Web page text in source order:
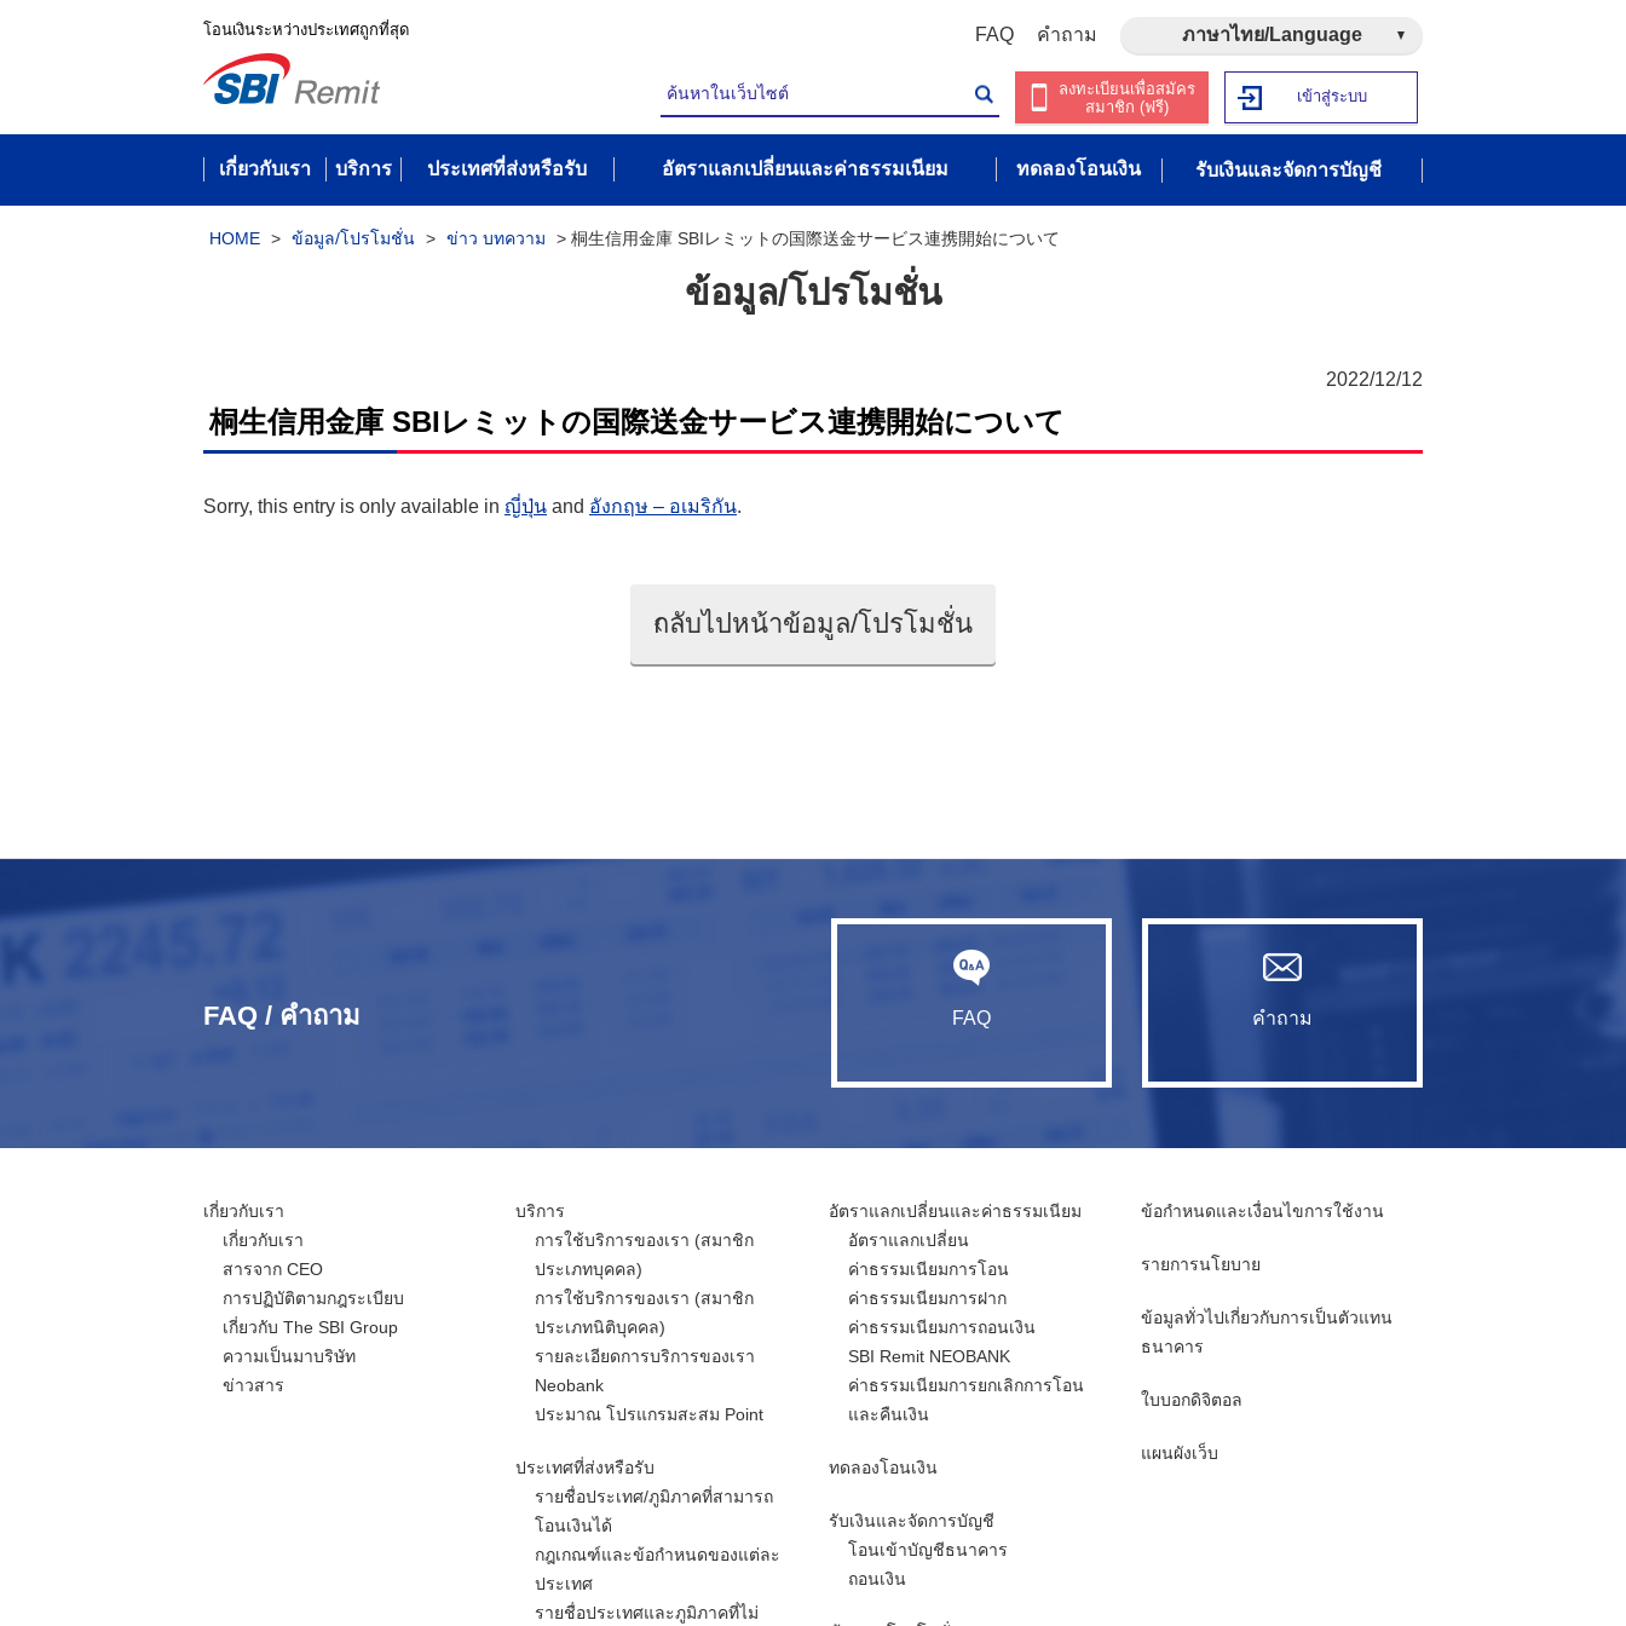
โอนเงินระหว่างประเทศถูกที่สุด FAQ คำถาม ภาษาไทย/Language
ลงทะเบียนเพื่อสมัคร
สมาชิก (ฟรี)
เข้าสู่ระบบ
เกี่ยวกับเรา บริการ ประเทศที่ส่งหรือรับ อัตราแลกเปลี่ยนและค่าธรรมเนียม ทดลองโอนเงิน รับเงินและจัดการบัญชี
HOME > ข้อมูล/โปรโมชั่น > ข่าว บทความ > 桐生信用金庫 SBIレミットの国際送金サービス連携開始について
ข้อมูล/โปรโมชั่น
2022/12/12
桐生信用金庫 SBIレミットの国際送金サービス連携開始について
Sorry, this entry is only available in ญี่ปุ่น and อังกฤษ – อเมริกัน.
กลับไปหน้าข้อมูล/โปรโมชั่น
FAQ / คำถาม FAQ คำถาม
เกี่ยวกับเรา
เกี่ยวกับเรา
สารจาก CEO
การปฏิบัติตามกฎระเบียบ
เกี่ยวกับ The SBI Group
ความเป็นมาบริษัท
ข่าวสาร
บริการ
การใช้บริการของเรา (สมาชิก
ประเภทบุคคล)
การใช้บริการของเรา (สมาชิก
ประเภทนิติบุคคล)
รายละเอียดการบริการของเรา
Neobank
ประมาณ โปรแกรมสะสม Point
ประเทศที่ส่งหรือรับ
รายชื่อประเทศ/ภูมิภาคที่สามารถ
โอนเงินได้
กฎเกณฑ์และข้อกำหนดของแต่ละ
ประเทศ
รายชื่อประเทศและภูมิภาคที่ไม่
อัตราแลกเปลี่ยนและค่าธรรมเนียม
อัตราแลกเปลี่ยน
ค่าธรรมเนียมการโอน
ค่าธรรมเนียมการฝาก
ค่าธรรมเนียมการถอนเงิน
SBI Remit NEOBANK
ค่าธรรมเนียมการยกเลิกการโอน
และคืนเงิน
ทดลองโอนเงิน
รับเงินและจัดการบัญชี
โอนเข้าบัญชีธนาคาร
ถอนเงิน
ข้อกำหนดและเงื่อนไขการใช้งาน
รายการนโยบาย
ข้อมูลทั่วไปเกี่ยวกับการเป็นตัวแทน
ธนาคาร
ใบบอกดิจิตอล
แผนผังเว็บ